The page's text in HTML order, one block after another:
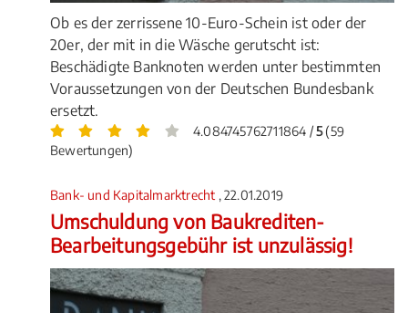
Ob es der zerrissene 10-Euro-Schein ist oder der
20er, der mit in die Wäsche gerutscht ist:
Beschädigte Banknoten werden unter bestimmten
Voraussetzungen von der Deutschen Bundesbank
ersetzt.
4.084745762711864 /5(59
Bewertungen)
Bank- und Kapitalmarktrecht , 22.01.2019
Umschuldung von Baukrediten-
Bearbeitungsgebühr ist unzulässig!